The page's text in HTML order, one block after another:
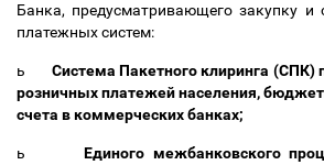
Банка, предусматривающего закупку и
платежных систем:
ь
Система Пакетного клиринга (СПК)
розничных платежей населения,
счета в коммерческих банках;
ь
Единого межбанковского